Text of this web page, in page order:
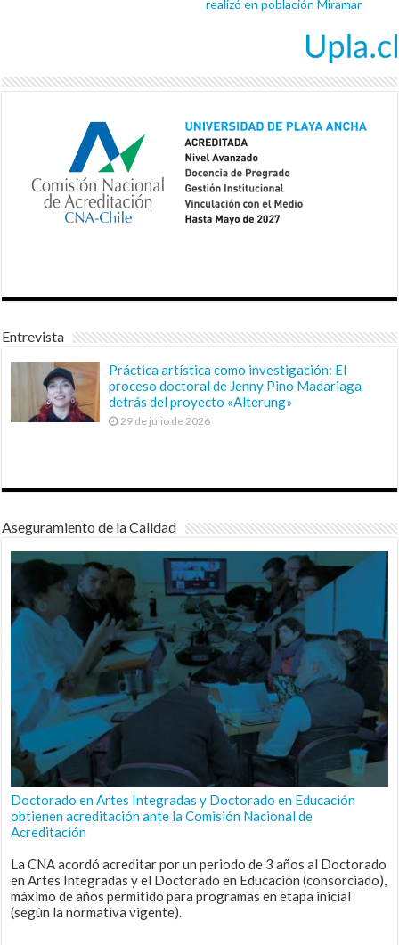
realizó en población Miramar
Entrevista
Práctica artística como investigación: El
proceso doctoral de Jenny Pino Madariaga
detrás del proyecto «Alterung»
29 de julio de 2026
Aseguramiento de la Calidad
Doctorado en Artes Integradas y Doctorado en Educación
obtienen acreditación ante la Comisión Nacional de
Acreditación
La CNA acordó acreditar por un periodo de 3 años al Doctorado
en Artes Integradas y el Doctorado en Educación (consorciado),
máximo de años permitido para programas en etapa inicial
(según la normativa vigente).